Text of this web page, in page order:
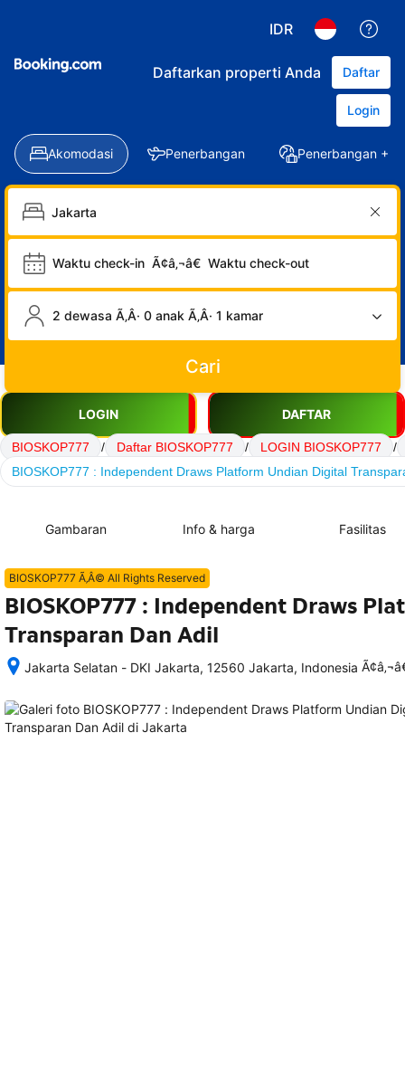
IDR
Daftarkan properti Anda Daftar
Login
Akomodasi Penerbangan Penerbangan +
Waktu check-in Ã¢â‚¬â€ Waktu check-out
2 dewasa Ã‚Â· 0 anak Ã‚Â· 1 kamar
Cari
LOGIN DAFTAR
BIOSKOP777 / Daftar BIOSKOP777 / LOGIN BIOSKOP777
/
BIOSKOP777 : Independent Draws Platform Undian Digital
Gambaran Info & harga Fasilitas
BIOSKOP777 Ã‚Â© All Rights Reserved
BIOSKOP777 : Independent Draws
Transparan Dan Adil
Jakarta Selatan - DKI Jakarta, 12560 Jakarta, Indonesia
memesan,
rincian